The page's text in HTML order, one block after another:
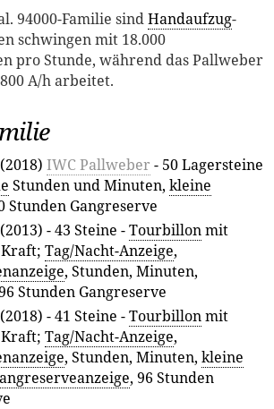
94000-Familie sindHandaufzug-
schwingen mit 18.000
pro Stunde, während das Pallweber
A/h arbeitet.
(2018) IWC Pallweber - 50 Lagersteine
Stunden und Minuten, kleine
Stunden Gangreserve
(2013) - 43 Steine -Tourbillonmit
Tag/Nacht-Anzeige,
, Stunden, Minuten,
Stunden Gangreserve
(2018) - 41 Steine -Tourbillonmit
Tag/Nacht-Anzeige,
, Stunden, Minuten, kleine
, 96 Stunden